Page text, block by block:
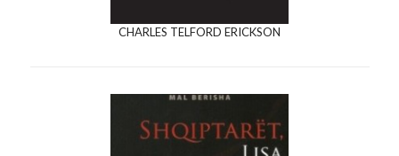
CHARLES TELFORD ERICKSON